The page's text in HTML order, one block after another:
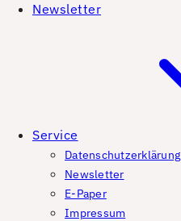
Newsletter
Service
Datenschutzerklärung
Newsletter
E-Paper
Impressum